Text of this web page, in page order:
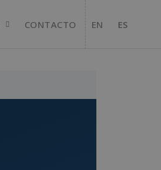
CONTACTO EN ES